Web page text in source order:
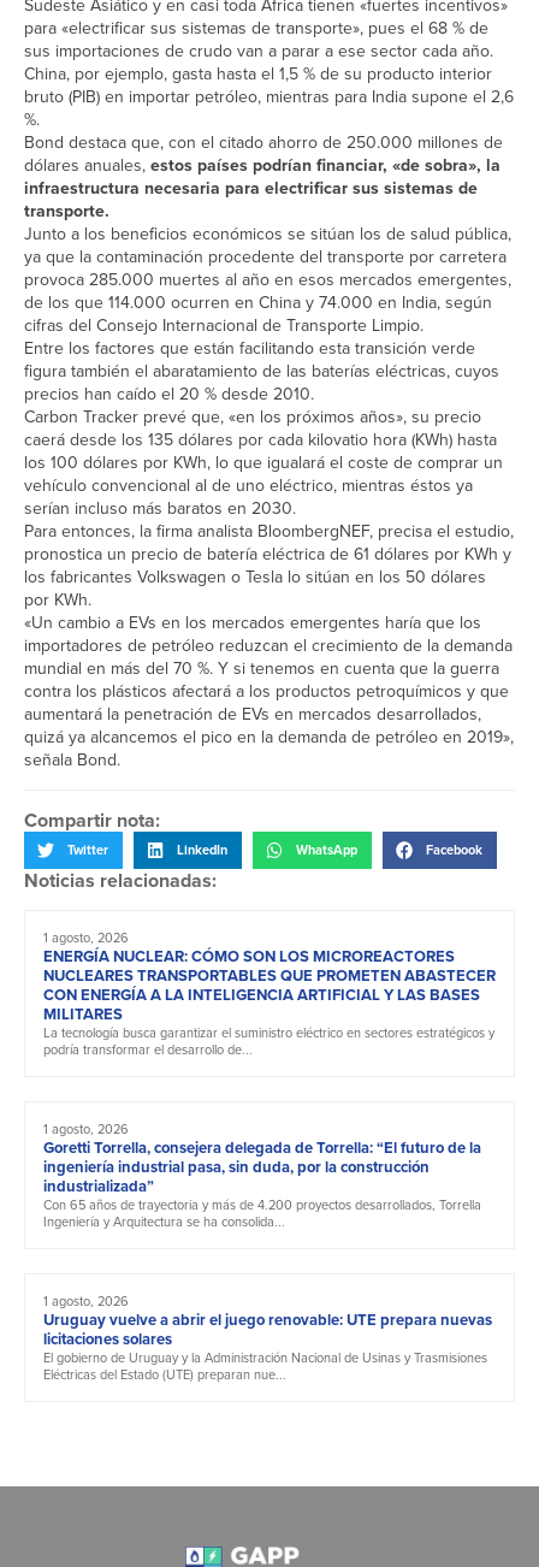
Sudeste Asiático y en casi toda África tienen «fuertes incentivos»
para «electrificar sus sistemas de transporte», pues el 68 % de
sus importaciones de crudo van a parar a ese sector cada año.
China, por ejemplo, gasta hasta el 1,5 % de su producto interior
bruto (PIB) en importar petróleo, mientras para India supone el 2,6
%.
Bond destaca que, con el citado ahorro de 250.000 millones de
dólares anuales,estos países podrían financiar, «de sobra», la
infraestructura necesaria para electrificar sus sistemas de
transporte.
Junto a los beneficios económicos se sitúan los de salud pública,
ya que la contaminación procedente del transporte por carretera
provoca 285.000 muertes al año en esos mercados emergentes,
de los que 114.000 ocurren en China y 74.000 en India, según
cifras del Consejo Internacional de Transporte Limpio.
Entre los factores que están facilitando esta transición verde
figura también el abaratamiento de las baterías eléctricas, cuyos
precios han caído el 20 % desde 2010.
Carbon Tracker prevé que, «en los próximos años», su precio
caerá desde los 135 dólares por cada kilovatio hora (KWh) hasta
los 100 dólares por KWh, lo que igualará el coste de comprar un
vehículo convencional al de uno eléctrico, mientras éstos ya
serían incluso más baratos en 2030.
Para entonces, la firma analista BloombergNEF, precisa el estudio,
pronostica un precio de batería eléctrica de 61 dólares por KWh y
los fabricantes Volkswagen o Tesla lo sitúan en los 50 dólares
por KWh.
«Un cambio a EVs en los mercados emergentes haría que los
importadores de petróleo reduzcan el crecimiento de la demanda
mundial en más del 70 %. Y si tenemos en cuenta que la guerra
contra los plásticos afectará a los productos petroquímicos y que
aumentará la penetración de EVs en mercados desarrollados,
quizá ya alcancemos el pico en la demanda de petróleo en 2019»,
señala Bond.
Compartir nota:
Twitter LinkedIn WhatsApp Facebook
Noticias relacionadas:
1 agosto, 2026
ENERGÍA NUCLEAR: CÓMO SON LOS MICROREACTORES
NUCLEARES TRANSPORTABLES QUE PROMETEN ABASTECER
CON ENERGÍA A LA INTELIGENCIA ARTIFICIAL Y LAS BASES
MILITARES
La tecnología busca garantizar el suministro eléctrico en sectores estratégicos y
podría transformar el desarrollo de...
1 agosto, 2026
Goretti Torrella, consejera delegada de Torrella: “El futuro de la
ingeniería industrial pasa, sin duda, por la construcción
industrializada”
Con 65 años de trayectoria y más de 4.200 proyectos desarrollados, Torrella
Ingeniería y Arquitectura se ha consolida...
1 agosto, 2026
Uruguay vuelve a abrir el juego renovable: UTE prepara nuevas
licitaciones solares
El gobierno de Uruguay y la Administración Nacional de Usinas y Trasmisiones
Eléctricas del Estado (UTE) preparan nue...